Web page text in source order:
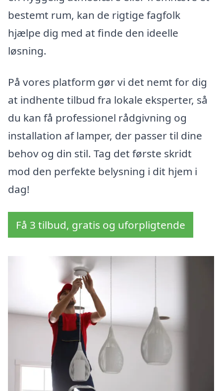
bestemt rum, kan de rigtige fagfolk
hjælpe dig med at finde den ideelle
løsning.
På vores platform gør vi det nemt for dig
at indhente tilbud fra lokale eksperter, så
du kan få professionel rådgivning og
installation af lamper, der passer til dine
behov og din stil. Tag det første skridt
mod den perfekte belysning i dit hjem i
dag!
Få 3 tilbud, gratis og uforpligtende